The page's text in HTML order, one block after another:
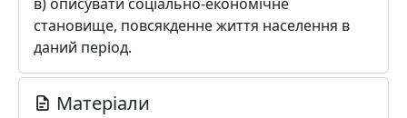
становище, повсякденне життя населення в
даний період.
Матеріали